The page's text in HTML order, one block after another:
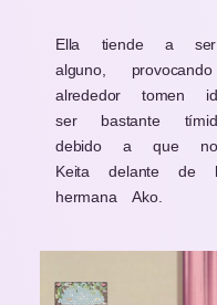
Ella tiende a
alguno,
alrededor tomen
ser bastante
debido a que
Keita delante de
hermana Ako.